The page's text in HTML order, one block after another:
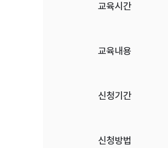
교육시간
교육내용
신청기간
신청방법